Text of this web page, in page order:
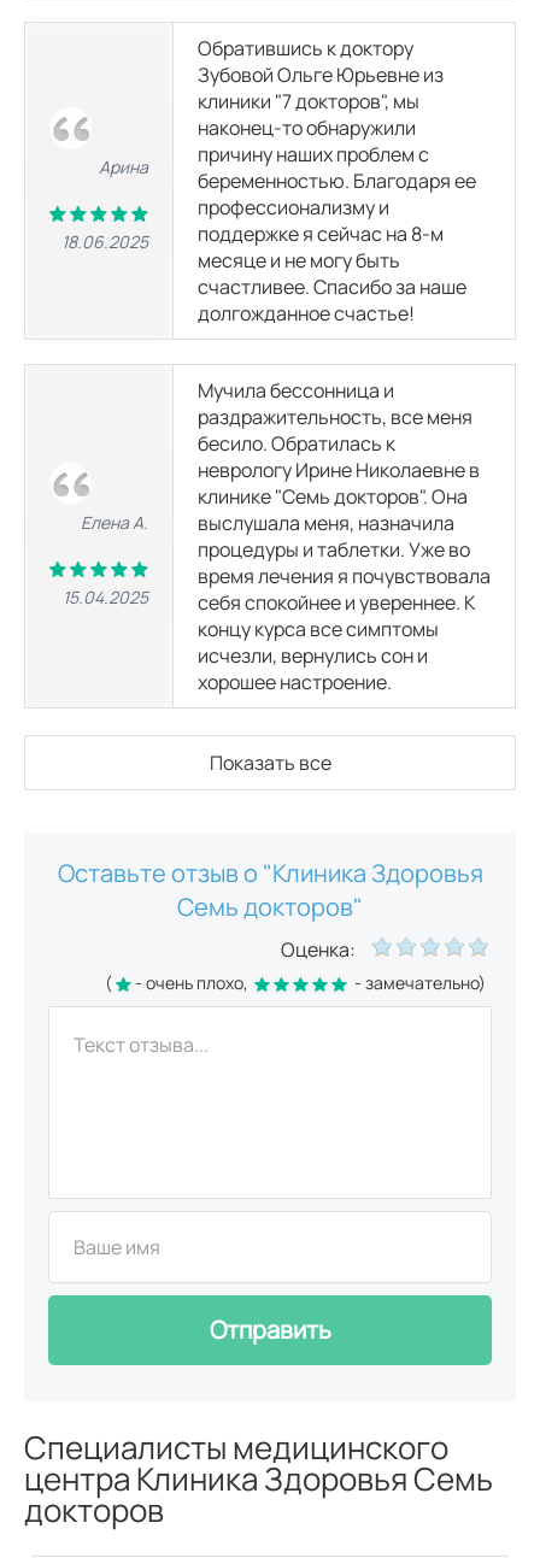
Арина
18.06.2025
Обратившись к доктору
Зубовой Ольге Юрьевне из
клиники "7 докторов", мы
наконец-то обнаружили
причину наших проблем с
беременностью. Благодаря ее
профессионализму и
поддержке я сейчас на 8-м
месяце и не могу быть
счастливее. Спасибо за наше
долгожданное счастье!
Елена А.
15.04.2025
Мучила бессонница и
раздражительность, все меня
бесило. Обратилась к
неврологу Ирине Николаевне в
клинике "Семь докторов". Она
выслушала меня, назначила
процедуры и таблетки. Уже во
время лечения я почувствовала
себя спокойнее и увереннее. К
концу курса все симптомы
исчезли, вернулись сон и
хорошее настроение.
Показать все
Оставьте отзыв о "Клиника Здоровья
Семь докторов"
Оценка:
( - очень плохо, - замечательно)
Отправить
Специалисты медицинского
центра Клиника Здоровья Семь
докторов